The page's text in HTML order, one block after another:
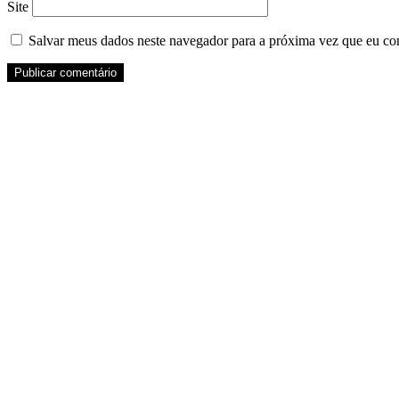
Site
Salvar meus dados neste navegador para a próxima vez que eu